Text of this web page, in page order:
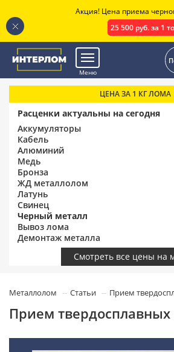
Меню
ЦЕНА ЗА 1 КГ ЛОМА
Расценки актуальны на сегодня
Аккумуляторы
Кабель
Алюминий
Медь
Бронза
ЖД металлолом
Латунь
Свинец
Черный металл
Вывоз лома
Демонтаж металла
Смотреть все цены на
Металлолом Статьи Прием
Прием твердосплавных
Акция! Цена приема
25 500 руб. за 1
.